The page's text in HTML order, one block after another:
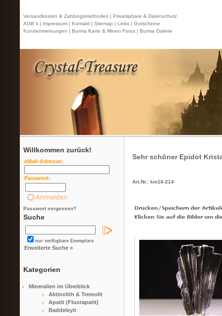
Versandkosten & Zahlungsmethoden | Privatsphäre & Datenschutz
AGB`s | Impressum | Kontakt | Sitemap | Links | Gutscheine
Kundenmeinungen | Burma Karte & Minen Fotos | Burma Galerie
Willkommen zurück!
eMail-Adresse:
Passwort:
Passwort vergessen?
Suche
nur verfügbare Exemplare
Erweiterte Suche »
Kategorien
Mineralien im Überblick
Aktinolith & Tremolit
Apatit (Fluorapatit)
Baddeleyit
Sehr schöner Epidot
Art.Nr.: km16-214